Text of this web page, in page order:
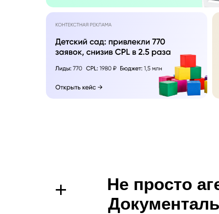
Не просто
+